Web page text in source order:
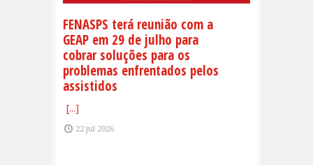
FENASPS terá reunião com a
GEAP em 29 de julho para
cobrar soluções para os
problemas enfrentados pelos
assistidos
[...]
22 jul 2026